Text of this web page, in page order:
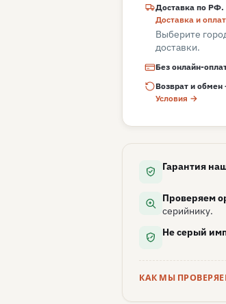
Доставка по РФ.
Доставка и
Выберите
доставки.
Без онлайн-
Возврат и обмен
Условия →
Гарантия
Проверяем
серийнику.
Не серый
КАК МЫ